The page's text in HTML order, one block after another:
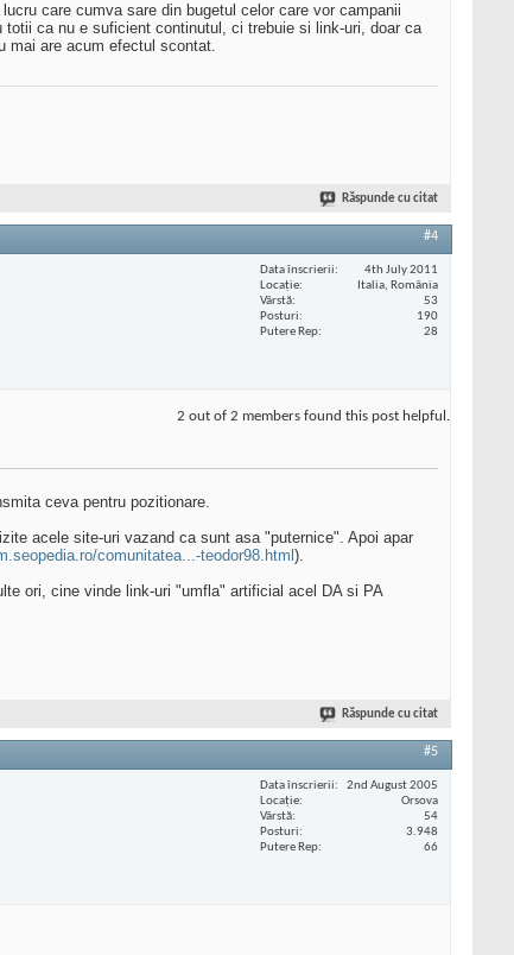
care cumva sare din bugetul celor care vor campanii
ca nu e suficient continutul, ci trebuie si link-uri, doar ca
mai are acum efectul scontat.
Răspunde cu citat
#4
Data înscrierii
4th July 2011
Locaţie
Italia, România
Vârstă
53
Posturi
190
Putere Rep
28
2 out of 2 members found this post helpful.
ceva pentru pozitionare.
acele site-uri vazand ca sunt asa "puternice". Apoi apar
comunitatea...-teodor98.html ).
ori, cine vinde link-uri "umfla" artificial acel DA si PA
Răspunde cu citat
#5
Data înscrierii
2nd August 2005
Locaţie
Orsova
Vârstă
54
Posturi
3.948
Putere Rep
66